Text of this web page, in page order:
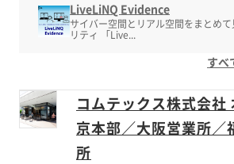
LiveLiNQ Evidence
サイバー空間とリアル空間をまとめ
リティ 「Live...
すべ
コムテックス株式会社
京本部／大阪営業所／
所